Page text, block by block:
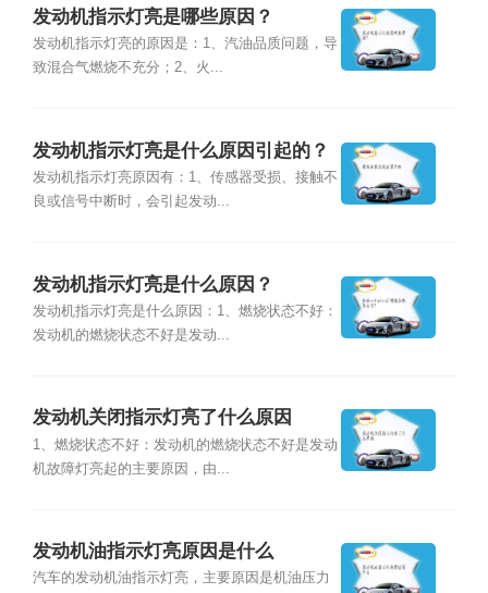
发动机指示灯亮是哪些原因？
发动机指示灯亮的原因是：1、汽油品质问题，导
致混合气燃烧不充分；2、火...
发动机指示灯亮是什么原因引起的？
发动机指示灯亮原因有：1、传感器受损、接触不
良或信号中断时，会引起发动...
发动机指示灯亮是什么原因？
发动机指示灯亮是什么原因：1、燃烧状态不好：
发动机的燃烧状态不好是发动...
发动机关闭指示灯亮了什么原因
1、燃烧状态不好：发动机的燃烧状态不好是发动
机故障灯亮起的主要原因，由...
发动机油指示灯亮原因是什么
汽车的发动机油指示灯亮，主要原因是机油压力